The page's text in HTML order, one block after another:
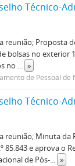
Técnico-
reunião; Proposta
bolsas no exterior
no ... »
de Pessoal de
Técnico-
reunião; Minuta
85.843 e aprova o
de Pós-... »